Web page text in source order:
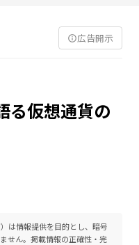
info_outline広告開示
る仮想通貨の
は情報提供を目的とし、暗号
せん。掲載情報の正確性・完